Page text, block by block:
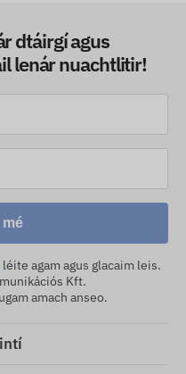
dtáirgí agus
lenár nuachtlitir!
mé
léite agam agus glacaim leis.
Kft.
amach anseo.